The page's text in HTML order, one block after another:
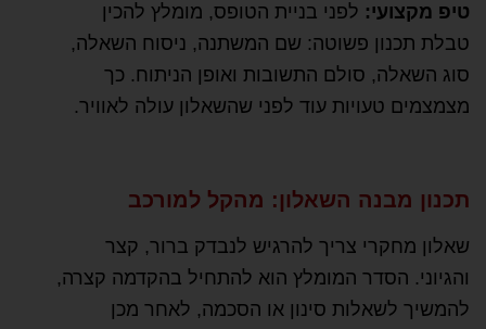
טיפ מקצועי: לפני בניית הטופס, מומלץ להכין
טבלת תכנון פשוטה: שם המשתנה, ניסוח השאלה,
סוג השאלה, סולם התשובות ואופן הניתוח. כך
מצמצמים טעויות עוד לפני שהשאלון עולה לאוויר.
תכנון מבנה השאלון: מהקל למורכב
שאלון מחקרי צריך להרגיש לנבדק ברור, קצר
והגיוני. הסדר המומלץ הוא להתחיל בהקדמה קצרה,
להמשיך לשאלות סינון או הסכמה, לאחר מכן